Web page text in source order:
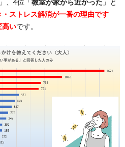
」、4位「 教室が家から近かった 」と
・ストレス解消が一番の理由です
高いです。